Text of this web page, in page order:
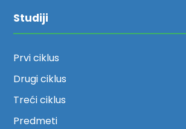
Studiji
Prvi ciklus
Drugi ciklus
Treći ciklus
Predmeti